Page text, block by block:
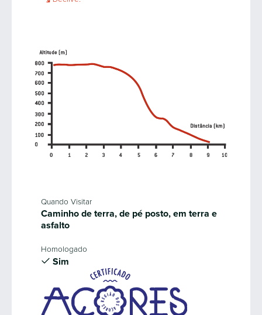
Quando Visitar
Caminho de terra, de pé posto, em terra e
asfalto
Homologado
Sim